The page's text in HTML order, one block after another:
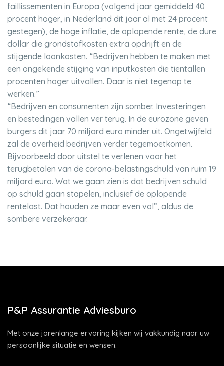
faillissementen in Europa (volgend jaar gemiddeld 40
procent hoger, in Nederland dit jaar al met 24 procent
gestegen), de hoge inflatie, de oplopende rente, de dure
dollar die grondstofkosten extra opdrijft en de
stijgende loonkosten. “Bedrijven hebben te maken met
een ongekende stijging van inputkosten die tientallen
procenten hoger uitvallen. Daar is niet tegenop te
werken.”
“Bedrijven en consumenten zijn somber. Investeringen
en bestedingen vallen ver terug. In de eurozone geven
burgers dit jaar 70 miljard euro minder uit. Ongetwijfeld
zal de overheid bedrijven verder tegemoetkomen.
Bijvoorbeeld door uitstel te verlenen voor het
terugbetalen van de corona-belastingschuld van ruim 19
miljard euro. Wat we gaan zien is dat bedrijven schuld
op schuld gaan stapelen, inclusief de oplopende
rentelast. Dat houden ze maar even vol”, aldus de
sombere verzekeraar.
P&P Assurantie Adviesburo
Met onze jarenlange ervaring kijken wij vakkundig naar uw
persoonlijke situatie en wensen.